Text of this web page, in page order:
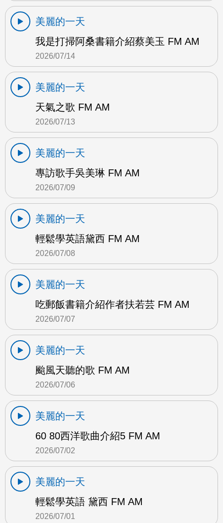
美麗的一天
我是打掃阿桑書籍介紹蔡美玉 FM AM
2026/07/14
美麗的一天
天氣之歌 FM AM
2026/07/13
美麗的一天
專訪歌手吳美琳 FM AM
2026/07/09
美麗的一天
輕鬆學英語黛西 FM AM
2026/07/08
美麗的一天
吃郵飯書籍介紹作者扶若芸 FM AM
2026/07/07
美麗的一天
颱風天聽的歌 FM AM
2026/07/06
美麗的一天
60 80西洋歌曲介紹5 FM AM
2026/07/02
美麗的一天
輕鬆學英語 黛西 FM AM
2026/07/01